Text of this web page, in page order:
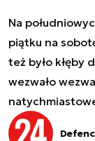
Na
piątku na
też było kłęby
wezwało